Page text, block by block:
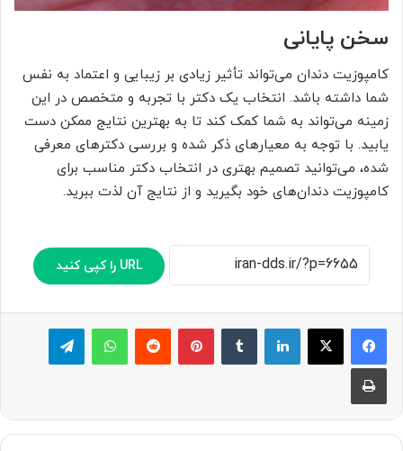
سخن پایانی
کامپوزیت دندان می‌تواند تأثیر زیادی بر زیبایی و اعتماد به نفس
شما داشته باشد. انتخاب یک دکتر با تجربه و متخصص در این
زمینه می‌تواند به شما کمک کند تا به بهترین نتایج ممکن دست
یابید. با توجه به معیارهای ذکر شده و بررسی دکترهای معرفی
شده، می‌توانید تصمیم بهتری در انتخاب دکتر مناسب برای
کامپوزیت دندان‌های خود بگیرید و از نتایج آن لذت ببرید.
URL را کپی کنید
لینکدین ‫تامبلر پینترست‫رددیت واتس آپ تلگرام
چاپ